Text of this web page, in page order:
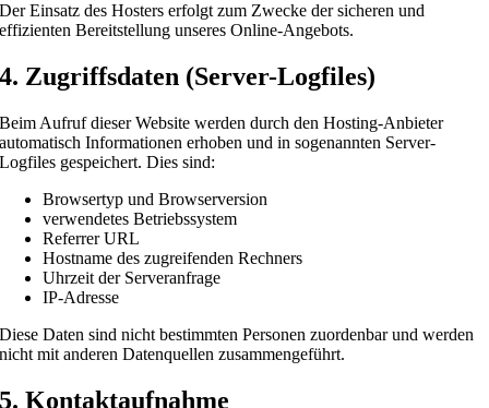
Der Einsatz des Hosters erfolgt zum Zwecke der sicheren und
effizienten Bereitstellung unseres Online-Angebots.
4. Zugriffsdaten (Server-Logfiles)
Beim Aufruf dieser Website werden durch den Hosting-Anbieter
automatisch Informationen erhoben und in sogenannten Server-
Logfiles gespeichert. Dies sind:
Browsertyp und Browserversion
verwendetes Betriebssystem
Referrer URL
Hostname des zugreifenden Rechners
Uhrzeit der Serveranfrage
IP-Adresse
Diese Daten sind nicht bestimmten Personen zuordenbar und werden
nicht mit anderen Datenquellen zusammengeführt.
5. Kontaktaufnahme